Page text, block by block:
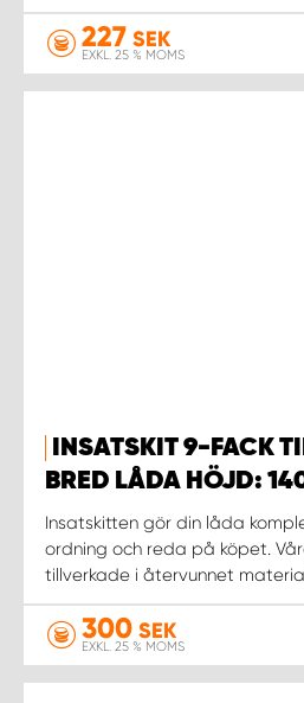
227 SEK
EXKL. 25 % MOMS
INSATSKIT 9-FACK
BRED LÅDA HÖJD:
Insatskitten gör din låda
ordning och reda på köpet.
tillverkade i återvunnet
300 SEK
EXKL. 25 % MOMS